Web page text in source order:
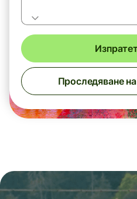
Проследяване